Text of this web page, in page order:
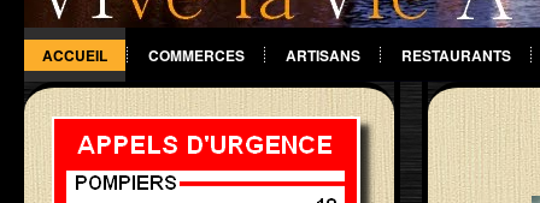
ACCUEIL COMMERCES ARTISANS RESTAURANTS
DIVERS